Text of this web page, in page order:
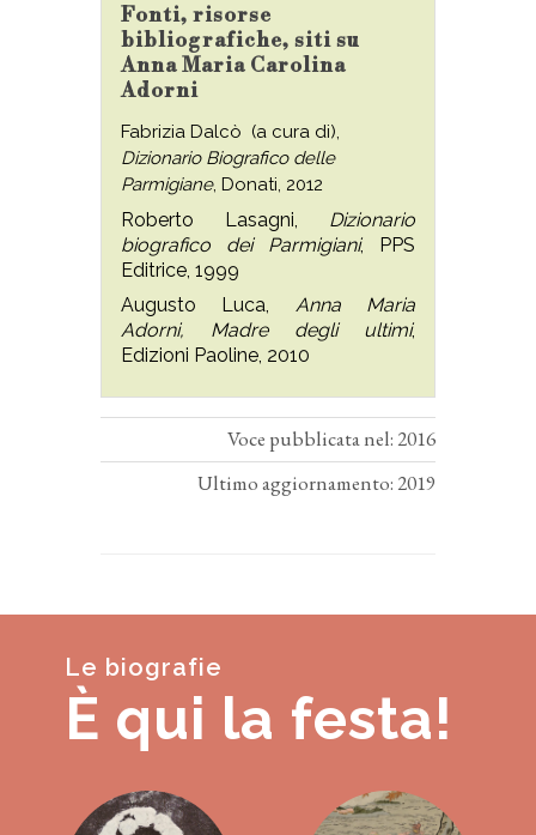
Fonti, risorse
bibliografiche, siti su
Anna Maria Carolina
Adorni
Fabrizia Dalcò (a cura di),
Dizionario Biografico delle
Parmigiane, Donati, 2012
Roberto Lasagni, Dizionario
biografico dei Parmigiani, PPS
Editrice, 1999
Augusto Luca, Anna Maria
Adorni, Madre degli ultimi,
Edizioni Paoline, 2010
Voce pubblicata nel: 2016
Ultimo aggiornamento: 2019
Le biografie
È qui la festa!